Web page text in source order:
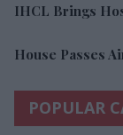
IHCL Brings
House Passes
POPULAR